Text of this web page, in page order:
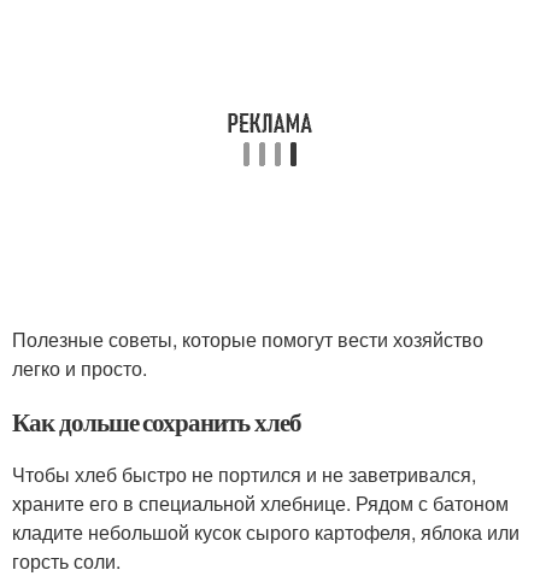
Полезные советы, которые помогут вести хозяйство
легко и просто.
Как дольше сохранить хлеб
Чтобы хлеб быстро не портился и не заветривался,
храните его в специальной хлебнице. Рядом с батоном
кладите небольшой кусок сырого картофеля, яблока или
горсть соли.